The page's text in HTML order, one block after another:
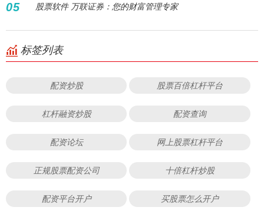
05 股票软件 万联证券：您的财富管理专家
标签列表
配资炒股 股票百倍杠杆平台
杠杆融资炒股 配资查询
配资论坛 网上股票杠杆平台
正规股票配资公司 十倍杠杆炒股
配资平台开户 买股票怎么开户